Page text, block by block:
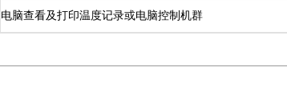
电脑查看及打印温度记录或电脑控制机群